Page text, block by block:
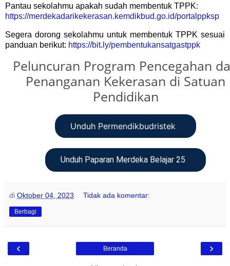
Pantau sekolahmu apakah sudah membentuk TPPK:
https://merdekadarikekerasan.kemdikbud.go.id/portalppksp
Segera dorong sekolahmu untuk membentuk TPPK sesuai
panduan berikut: https://bit.ly/pembentukansatgastppk
Peluncuran Program Pencegahan
Penanganan Kekerasan di Satuan
Pendidikan
Unduh Permendikbudristek
Unduh Paparan Merdeka Belajar 25
di Oktober 04, 2023 Tidak ada komentar:
Berbagi
‹ ›
Beranda